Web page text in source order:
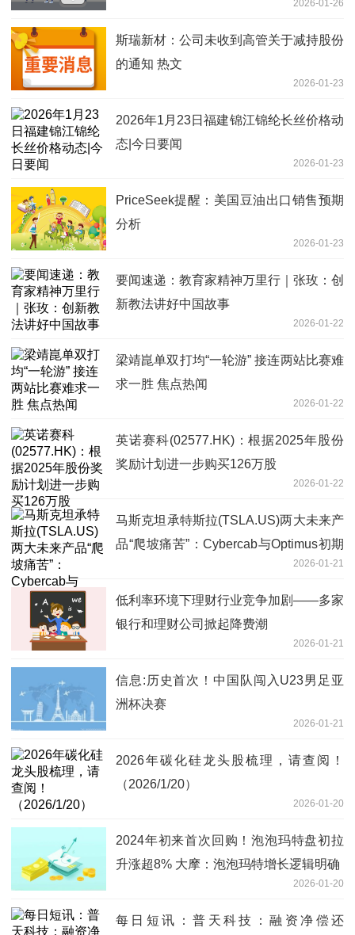
2026-01-26
斯瑞新材：公司未收到高管关于减持股份
的通知 热文
2026-01-23
2026年1月23日福建锦江锦纶长丝价格动
态|今日要闻
2026-01-23
PriceSeek提醒：美国豆油出口销售预期
分析
2026-01-23
要闻速递：教育家精神万里行｜张玫：创
新教法讲好中国故事
2026-01-22
梁靖崑单双打均“一轮游” 接连两站比赛难
求一胜 焦点热闻
2026-01-22
英诺赛科(02577.HK)：根据2025年股份
奖励计划进一步购买126万股
2026-01-22
马斯克坦承特斯拉(TSLA.US)两大未来产
品“爬坡痛苦”：Cybercab与Optimus初期
2026-01-21
低利率环境下理财行业竞争加剧——多家
银行和理财公司掀起降费潮
2026-01-21
信息:历史首次！中国队闯入U23男足亚
洲杯决赛
2026-01-21
2026年碳化硅龙头股梳理，请查阅！
（2026/1/20）
2026-01-20
2024年初来首次回购！泡泡玛特盘初拉
升涨超8% 大摩：泡泡玛特增长逻辑明确
2026-01-20
每日短讯：普天科技：融资净偿还